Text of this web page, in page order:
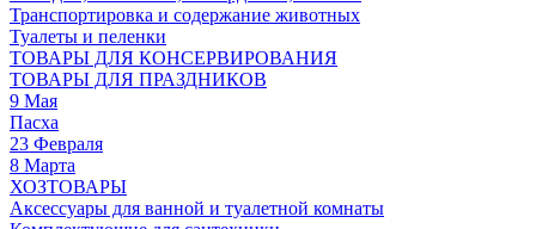
Транспортировка и содержание животных
Туалеты и пеленки
ТОВАРЫ ДЛЯ КОНСЕРВИРОВАНИЯ
ТОВАРЫ ДЛЯ ПРАЗДНИКОВ
9 Мая
Пасха
23 Февраля
8 Марта
ХОЗТОВАРЫ
Аксессуары для ванной и туалетной комнаты